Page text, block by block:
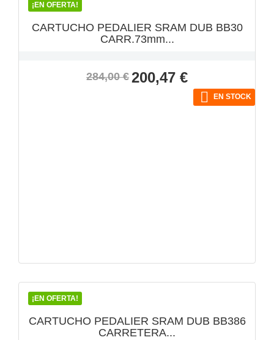
¡EN OFERTA!
CARTUCHO PEDALIER SRAM DUB BB30
CARR.73mm...
Precio
284,00 € Precio
200,47 €
 EN STOCK
¡EN OFERTA!
VISTA RÁPIDA
CARTUCHO PEDALIER SRAM DUB BB386
CARRETERA...